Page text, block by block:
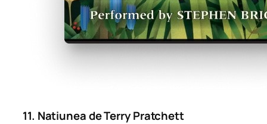
11. Natiuneade Terry Pratchett